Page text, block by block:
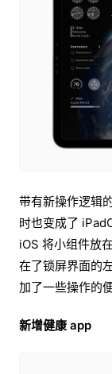
带有新操作逻辑
时也变成了
iOS 将小组件放
在了锁屏界面的
加了一些操作的便
新增健康 app